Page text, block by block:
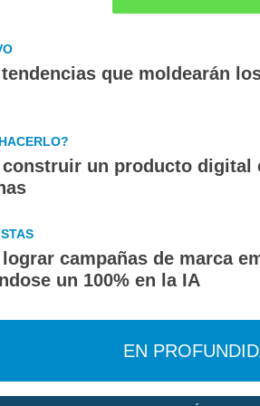
que moldearán
construir un producto digital
campañas de marca
un 100% en la IA
EN